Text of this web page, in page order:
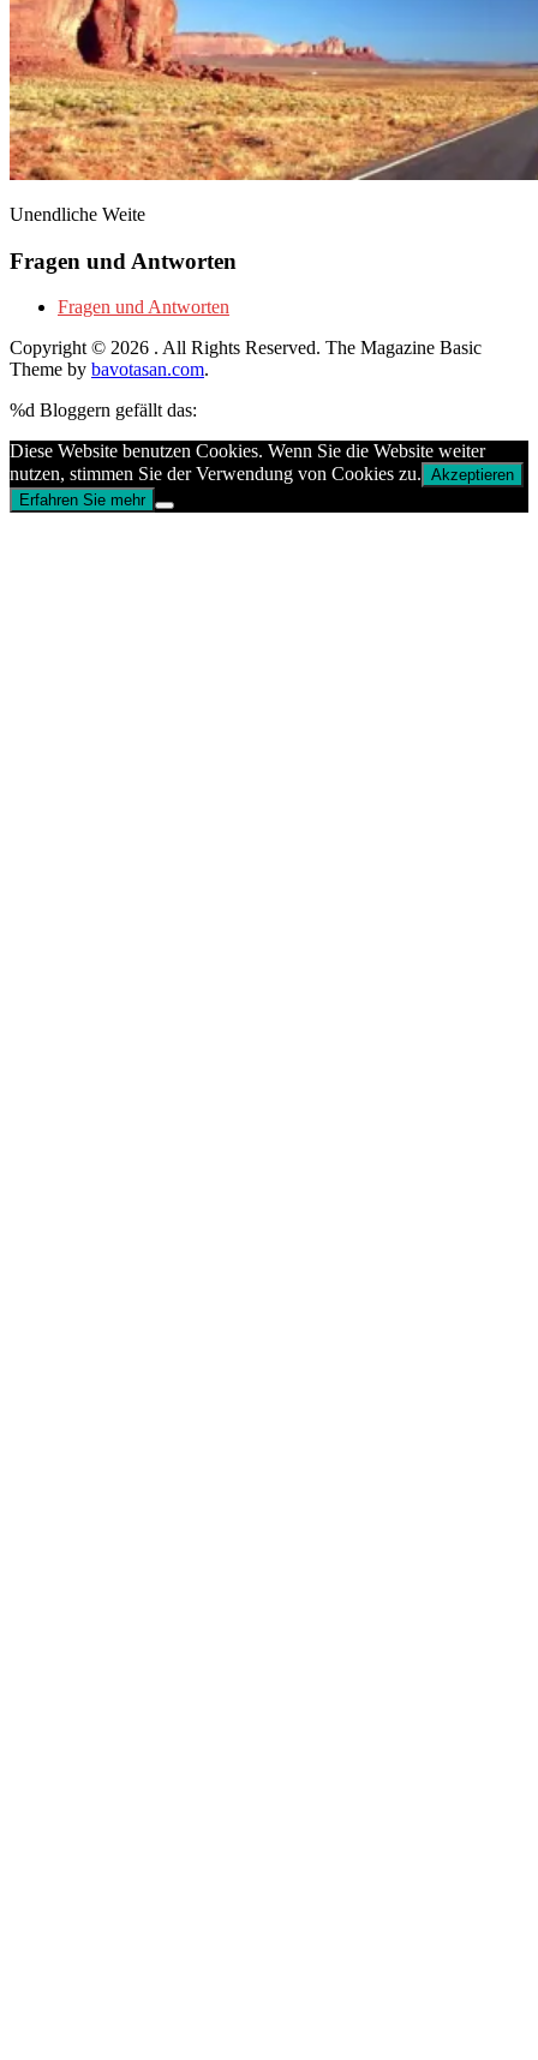
Unendliche Weite
Fragen und Antworten
Fragen und Antworten
Copyright © 2026 . All Rights Reserved. The Magazine Basic
Theme by bavotasan.com.
%d Bloggern gefällt das:
Diese Website benutzen Cookies. Wenn Sie die Website weiter
nutzen, stimmen Sie der Verwendung von Cookies zu. Akzeptieren
Erfahren Sie mehr